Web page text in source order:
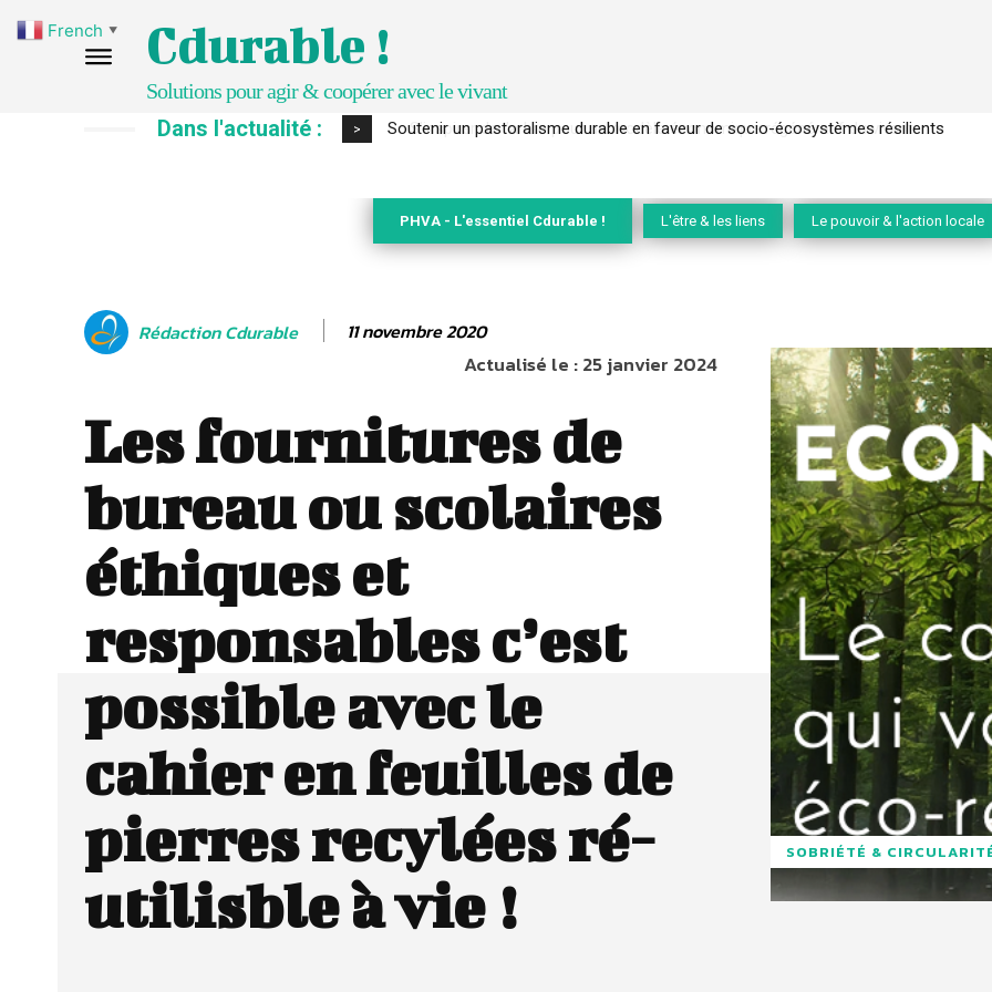
Cdurable !
Solutions pour agir & coopérer avec le vivant
Dans l'actualité : > S’inspirer de l’arbre pour un modèle économique régénératif du vivant …
PHVA - L'essentiel Cdurable ! L'être & les liens Le pouvoir & l'action locale
Rédaction Cdurable 11 novembre 2020
Actualisé le :25 janvier 2024
Les fournitures de
bureau ou scolaires
éthiques et
responsables c’est
possible avec le
cahier en feuilles de
pierres recylées ré-
utilisble à vie !
SOBRIÉTÉ &
French ▼